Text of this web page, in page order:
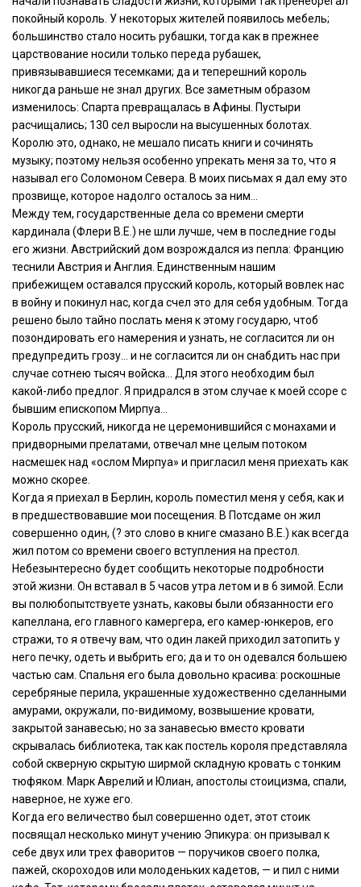
покойный король. У некоторых жителей появилось мебель;
большинство стало носить рубашки, тогда как в прежнее
царствование носили только переда рубашек,
привязывавшиеся тесемками; да и теперешний король
никогда раньше не знал других. Все заметным образом
изменилось: Спарта превращалась в Афины. Пустыри
расчищались; 130 сел выросли на высушенных болотах.
Королю это, однако, не мешало писать книги и сочинять
музыку; поэтому нельзя особенно упрекать меня за то, что я
называл его Соломоном Севера. В моих письмах я дал ему это
прозвище, которое надолго осталось за ним…
Между тем, государственные дела со времени смерти
кардинала (Флери В.Е.) не шли лучше, чем в последние годы
его жизни. Австрийский дом возрождался из пепла: Францию
теснили Австрия и Англия. Единственным нашим
прибежищем оставался прусский король, который вовлек нас
в войну и покинул нас, когда счел это для себя удобным. Тогда
решено было тайно послать меня к этому государю, чтоб
позондировать его намерения и узнать, не согласится ли он
предупредить грозу… и не согласится ли он снабдить нас при
случае сотнею тысяч войска… Для этого необходим был
какой-либо предлог. Я придрался в этом случае к моей ссоре с
бывшим епископом Мирпуа…
Король прусский, никогда не церемонившийся с монахами и
придворными прелатами, отвечал мне целым потоком
насмешек над «ослом Мирпуа» и пригласил меня приехать как
можно скорее.
Когда я приехал в Берлин, король поместил меня у себя, как и
в предшествовавшие мои посещения. В Потсдаме он жил
совершенно один, (? это слово в книге смазано В.Е.) как всегда
жил потом со времени своего вступления на престол.
Небезынтересно будет сообщить некоторые подробности
этой жизни. Он вставал в 5 часов утра летом и в 6 зимой. Если
вы полюбопытствуете узнать, каковы были обязанности его
капеллана, его главного камергера, его камер-юнкеров, его
стражи, то я отвечу вам, что один лакей приходил затопить у
него печку, одеть и выбрить его; да и то он одевался большею
частью сам. Спальня его была довольно красива: роскошные
серебряные перила, украшенные художественно сделанными
амурами, окружали, по-видимому, возвышение кровати,
закрытой занавесью; но за занавесью вместо кровати
скрывалась библиотека, так как постель короля представляла
собой скверную скрытую ширмой складную кровать с тонким
тюфяком. Марк Аврелий и Юлиан, апостолы стоицизма, спали,
наверное, не хуже его.
Когда его величество был совершенно одет, этот стоик
посвящал несколько минут учению Эпикура: он призывал к
себе двух или трех фаворитов — поручиков своего полка,
пажей, скороходов или молоденьких кадетов, — и пил с ними